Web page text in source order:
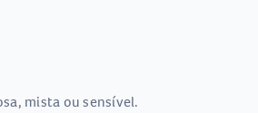
mista ou sensível.